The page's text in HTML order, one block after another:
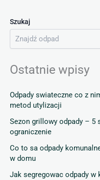
Szukaj
Ostatnie wpisy
Odpady swiateczne co z
metod utylizacji
Sezon grillowy odpady – 5
ograniczenie
Co to sa odpady
w domu
Jak segregowac odpady